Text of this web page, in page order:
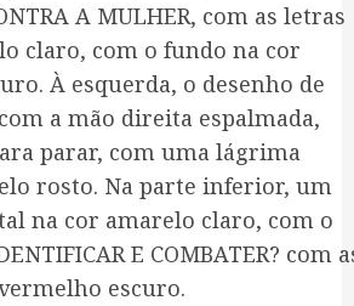
A MULHER, com as letras
claro, com o fundo na cor
À esquerda, o desenho de
a mão direita espalmada,
parar, com uma lágrima
rosto. Na parte inferior, um
na cor amarelo claro, com o
E COMBATER? com
escuro.